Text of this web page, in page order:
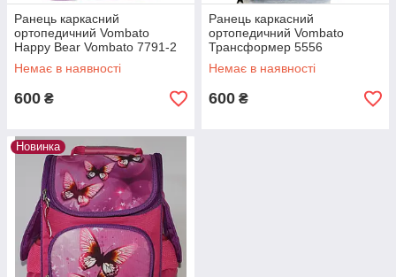
Ранець каркасний
ортопедичний Vombato
Happy Bear Vombato 7791-2
Немає в наявності
600 ₴
Ранець каркасний
ортопедичний Vombato
Трансформер 5556
Немає в наявності
600 ₴
Новинка